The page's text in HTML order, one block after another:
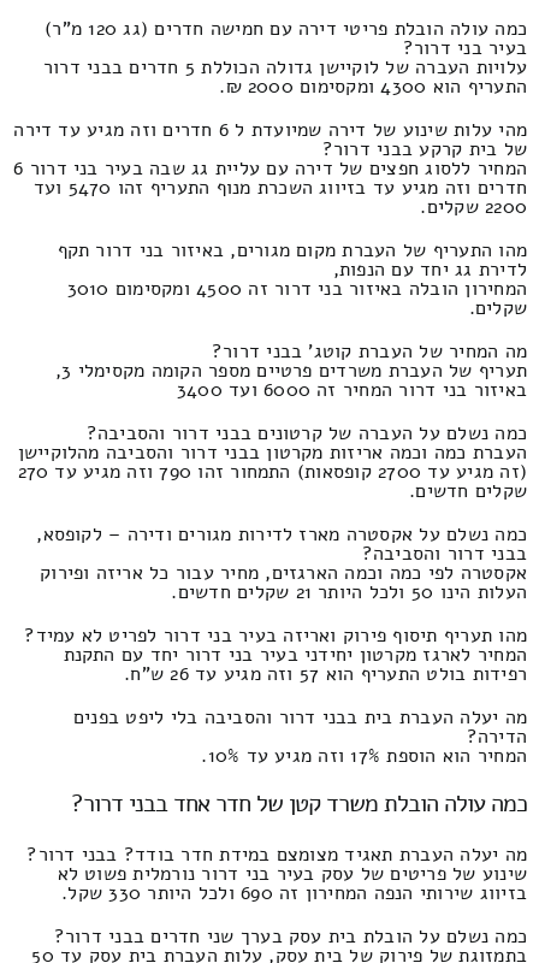
כמה עולה הובלת פריטי דירה עם חמישה חדרים (גג 120 מ"ר)
בעיר בני דרור?
עלויות העברה של לוקיישן גדולה הכוללת 5 חדרים בבני דרור
התעריף הוא 4300 ומקסימום 2000 ₪.
מהי עלות שינוע של דירה שמיועדת ל 6 חדרים וזה מגיע עד דירה
של בית קרקע בבני דרור?
המחיר ללסוג חפצים של דירה עם עליית גג שבה בעיר בני דרור 6
חדרים וזה מגיע עד בזיווג השכרת מנוף התעריף זהו 5470 ועד
2200 שקלים.
מהו התעריף של העברת מקום מגורים, באיזור בני דרור תקף
לדירת גג יחד עם הנפות,
המחירון הובלה באיזור בני דרור זה 4500 ומקסימום 3010
שקלים.
מה המחיר של העברת קוטג' בבני דרור?
תעריף של העברת משרדים פרטיים מספר הקומה מקסימלי 3,
באיזור בני דרור המחיר זה 6000 ועד 3400
כמה נשלם על העברה של קרטונים בבני דרור והסביבה?
העברת כמה וכמה אריזות מקרטון בבני דרור והסביבה מהלוקיישן
(זה מגיע עד 2700 קופסאות) התמחור זהו 790 וזה מגיע עד 270
שקלים חדשים.
כמה נשלם על אקסטרה מארז לדירות מגורים ודירה – לקופסא,
בבני דרור והסביבה?
אקסטרה לפי כמה וכמה הארגזים, מחיר עבור כל אריזה ופירוק
העלות הינו 50 ולכל היותר 21 שקלים חדשים.
מהו תעריף תיסוף פירוק ואריזה בעיר בני דרור לפריט לא עמיד?
המחיר לארגז מקרטון יחידני בעיר בני דרור יחד עם התקנת
רפידות בולט התעריף הוא 57 וזה מגיע עד 26 ש"ח.
מה יעלה העברת בית בבני דרור והסביבה בלי ליפט בפנים
הדירה?
המחיר הוא הוספת 17% וזה מגיע עד 10%.
כמה עולה הובלת משרד קטן של חדר אחד בבני דרור?
מה יעלה העברת תאגיד מצומצם במידת חדר בודד? בבני דרור?
שינוע של פריטים של עסק בעיר בני דרור נורמלית פשוט לא
בזיווג שירותי הנפה המחירון זה 690 ולכל היותר 330 שקל.
כמה נשלם על הובלת בית עסק בערך שני חדרים בבני דרור?
בתמזוגת של פירוק של בית עסק, עלות העברת בית עסק עד 50